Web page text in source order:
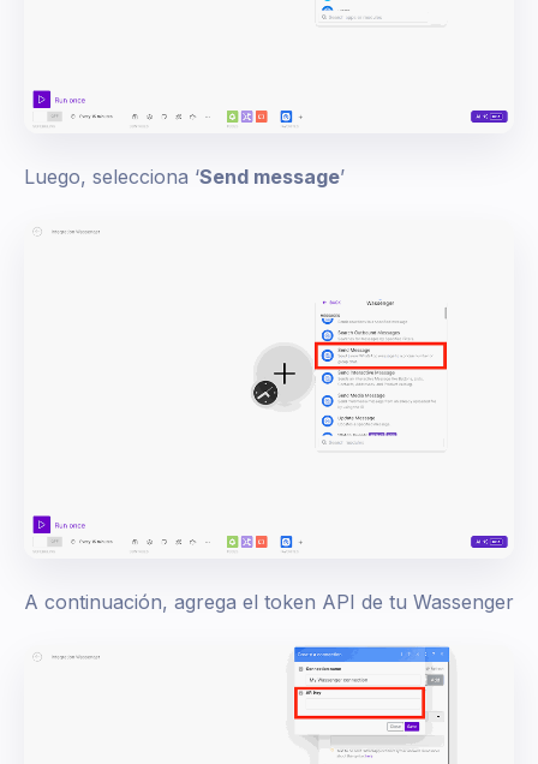
Luego, selecciona ‘Send message’
A continuación, agrega el token API de tu Wassenger